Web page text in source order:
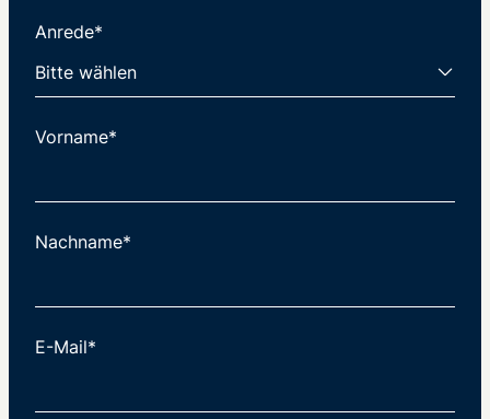
Anrede*
Vorname*
Nachname*
E-Mail*